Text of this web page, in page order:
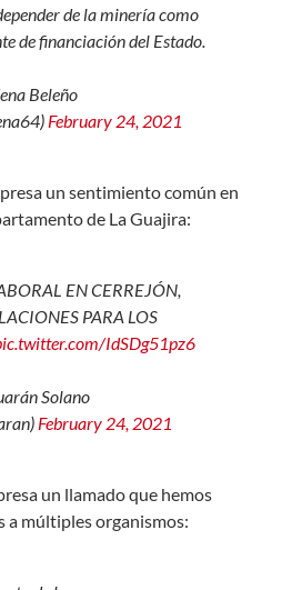
de la minería como
de financiación del Estado.
Beleño
February 24, 2021
un sentimiento común en
de La Guajira:
EN CERREJÓN,
PARA LOS
IdSDg51pz6
Solano
February 24, 2021
un llamado que hemos
a múltiples organismos: